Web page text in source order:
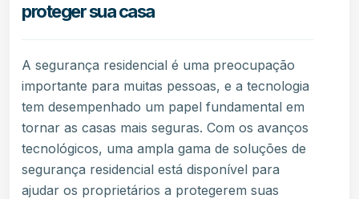
proteger sua casa
A segurança residencial é uma preocupação
importante para muitas pessoas, e a tecnologia
tem desempenhado um papel fundamental em
tornar as casas mais seguras. Com os avanços
tecnológicos, uma ampla gama de soluções de
segurança residencial está disponível para
ajudar os proprietários a protegerem suas